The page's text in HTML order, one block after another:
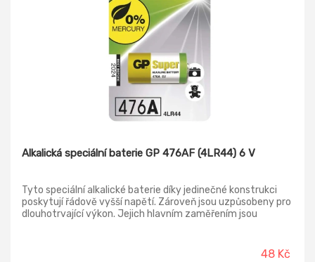
Alkalická speciální baterie GP 476AF (4LR44) 6 V
Tyto speciální alkalické baterie díky jedinečné konstrukci
poskytují řádově vyšší napětí. Zároveň jsou uzpůsobeny pro
dlouhotrvající výkon. Jejich hlavním zaměřením jsou
48 Kč